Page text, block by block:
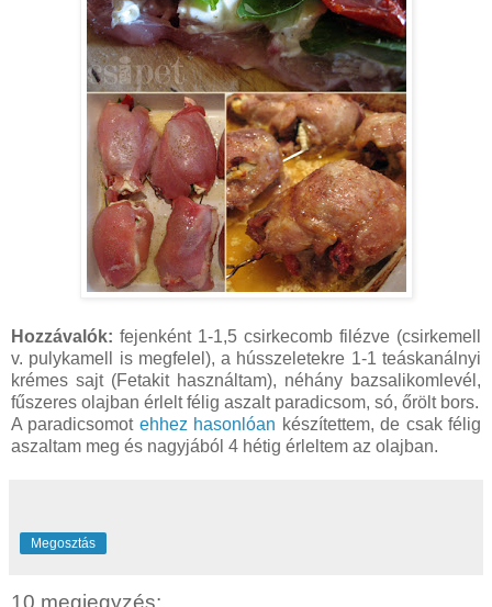
Hozzávalók: fejenként 1-1,5 csirkecomb filézve (csirkemell
v. pulykamell is megfelel), a hússzeletekre 1-1 teáskanálnyi
krémes sajt (Fetakit használtam), néhány bazsalikomlevél,
fűszeres olajban érlelt félig aszalt paradicsom, só, őrölt bors.
A paradicsomot ehhez hasonlóan készítettem, de csak félig
aszaltam meg és nagyjából 4 hétig érleltem az olajban.
Megosztás
10 megjegyzés: